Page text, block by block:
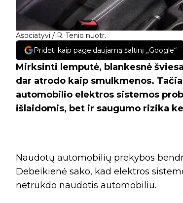
Asociatyvi / R. Tenio nuotr.
Pridėti kaip pageidaujamą šaltinį „Google“
Mirksinti lemputė, blankesnė
dar atrodo kaip smulkmenos.
automobilio elektros sistemos
išlaidomis, bet ir saugumo rizika
Naudotų automobilių prekybos
Debeikienė sako, kad elektros
netrukdo naudotis automobiliu.